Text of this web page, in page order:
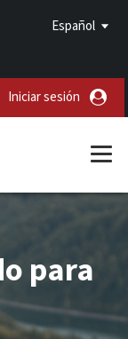
Español
Iniciar sesión
para